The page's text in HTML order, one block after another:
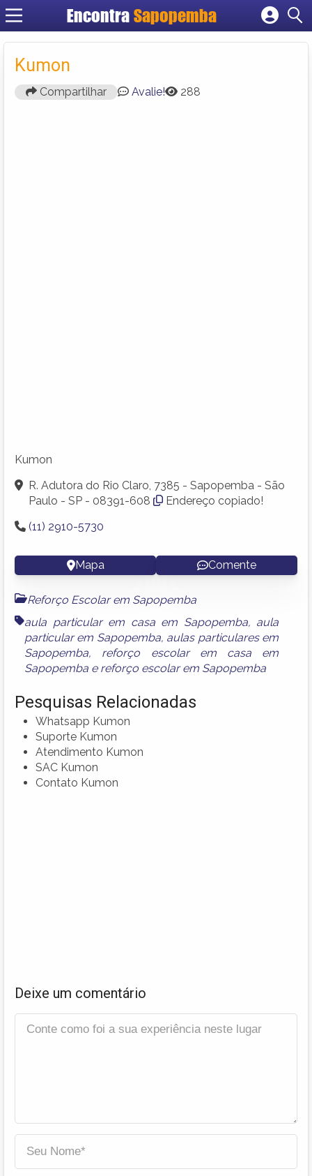
Encontra Sapopemba
Cadastrar empresa
Kumon
Compartilhar Avalie! 288
Kumon
R. Adutora do Rio Claro, 7385 - Sapopemba - São
Paulo - SP - 08391-608
Endereço copiado!
(11) 2910-5730
Mapa Comente
Reforço Escolar em Sapopemba
aula particular em casa em Sapopemba, aula
particular em Sapopemba, aulas particulares em
Sapopemba, reforço escolar em casa em
Sapopemba e reforço escolar em Sapopemba
Pesquisas Relacionadas
Whatsapp Kumon
Suporte Kumon
Atendimento Kumon
SAC Kumon
Contato Kumon
Deixe um comentário